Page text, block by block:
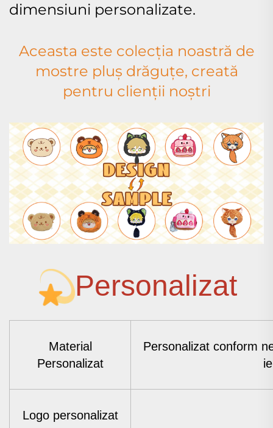
dimensiuni personalizate.
Aceasta este colecția noastră de
mostre pluș drăguțe, creată
pentru clienții noștri
Personalizat
Material
Personalizat
Personalizat conform
Logo personalizat